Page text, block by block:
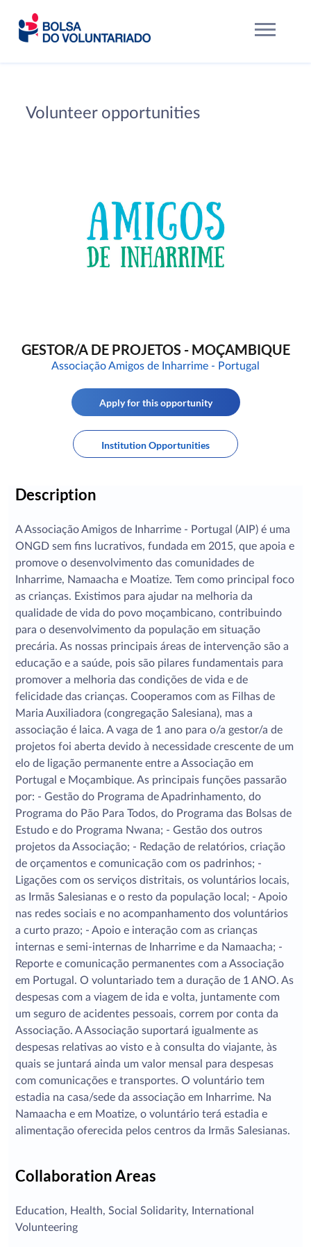
Volunteer opportunities
GESTOR/A DE PROJETOS - MOÇAMBIQUE
Associação Amigos de Inharrime - Portugal
Apply for this opportunity
Institution Opportunities
Description
A Associação Amigos de Inharrime - Portugal (AIP) é uma
ONGD sem fins lucrativos, fundada em 2015, que apoia e
promove o desenvolvimento das comunidades de
Inharrime, Namaacha e Moatize. Tem como principal foco
as crianças. Existimos para ajudar na melhoria da
qualidade de vida do povo moçambicano, contribuindo
para o desenvolvimento da população em situação
precária. As nossas principais áreas de intervenção são a
educação e a saúde, pois são pilares fundamentais para
promover a melhoria das condições de vida e de
felicidade das crianças. Cooperamos com as Filhas de
Maria Auxiliadora (congregação Salesiana), mas a
associação é laica. A vaga de 1 ano para o/a gestor/a de
projetos foi aberta devido à necessidade crescente de um
elo de ligação permanente entre a Associação em
Portugal e Moçambique. As principais funções passarão
por: - Gestão do Programa de Apadrinhamento, do
Programa do Pão Para Todos, do Programa das Bolsas de
Estudo e do Programa Nwana; - Gestão dos outros
projetos da Associação; - Redação de relatórios, criação
de orçamentos e comunicação com os padrinhos; -
Ligações com os serviços distritais, os voluntários locais,
as Irmãs Salesianas e o resto da população local; - Apoio
nas redes sociais e no acompanhamento dos voluntários
a curto prazo; - Apoio e interação com as crianças
internas e semi-internas de Inharrime e da Namaacha; -
Reporte e comunicação permanentes com a Associação
em Portugal. O voluntariado tem a duração de 1 ANO. As
despesas com a viagem de ida e volta, juntamente com
um seguro de acidentes pessoais, correm por conta da
Associação. A Associação suportará igualmente as
despesas relativas ao visto e à consulta do viajante, às
quais se juntará ainda um valor mensal para despesas
com comunicações e transportes. O voluntário tem
estadia na casa/sede da associação em Inharrime. Na
Namaacha e em Moatize, o voluntário terá estadia e
alimentação oferecida pelos centros da Irmãs Salesianas.
Collaboration Areas
Education, Health, Social Solidarity, International
Volunteering